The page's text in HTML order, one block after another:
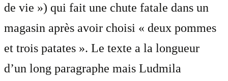
de vie ») qui fait une chute fatale dans un
magasin après avoir choisi « deux pommes
et trois patates ». Le texte a la longueur
d’un long paragraphe mais Ludmila